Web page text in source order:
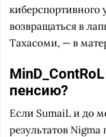
возвращаться в
Тахасоми, — в
пенсию?
Если SumaiL и до
результатов